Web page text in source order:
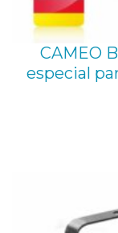
CAMEO
especial